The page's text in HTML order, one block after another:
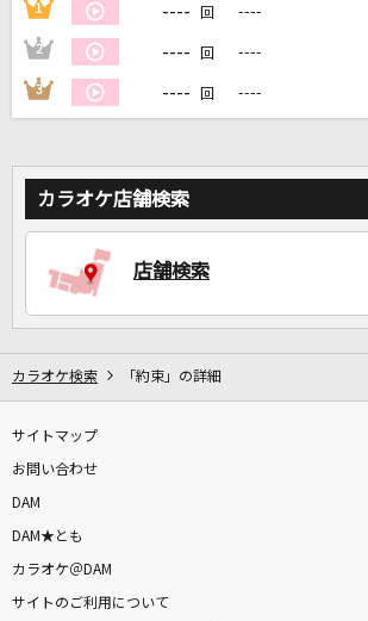
家族や友達と一緒に！練習にも！
1 ---- 回 ----
2 ---- 回 ----
3 ---- 回 ----
カラオケ店舗検索
店舗検索
カラオケ検索 「約束」の詳細
サイトマップ
お問い合わせ
DAM
DAM★とも
カラオケ＠DAM
サイトのご利用について